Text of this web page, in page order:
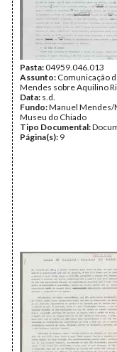
Pasta:04959.046.013
Assunto: Comunicação
Mendes sobre Aquilino
Data: s.d.
Fundo:Manuel Mendes/
Museu do Chiado
Tipo Documental:
Página(s): 9